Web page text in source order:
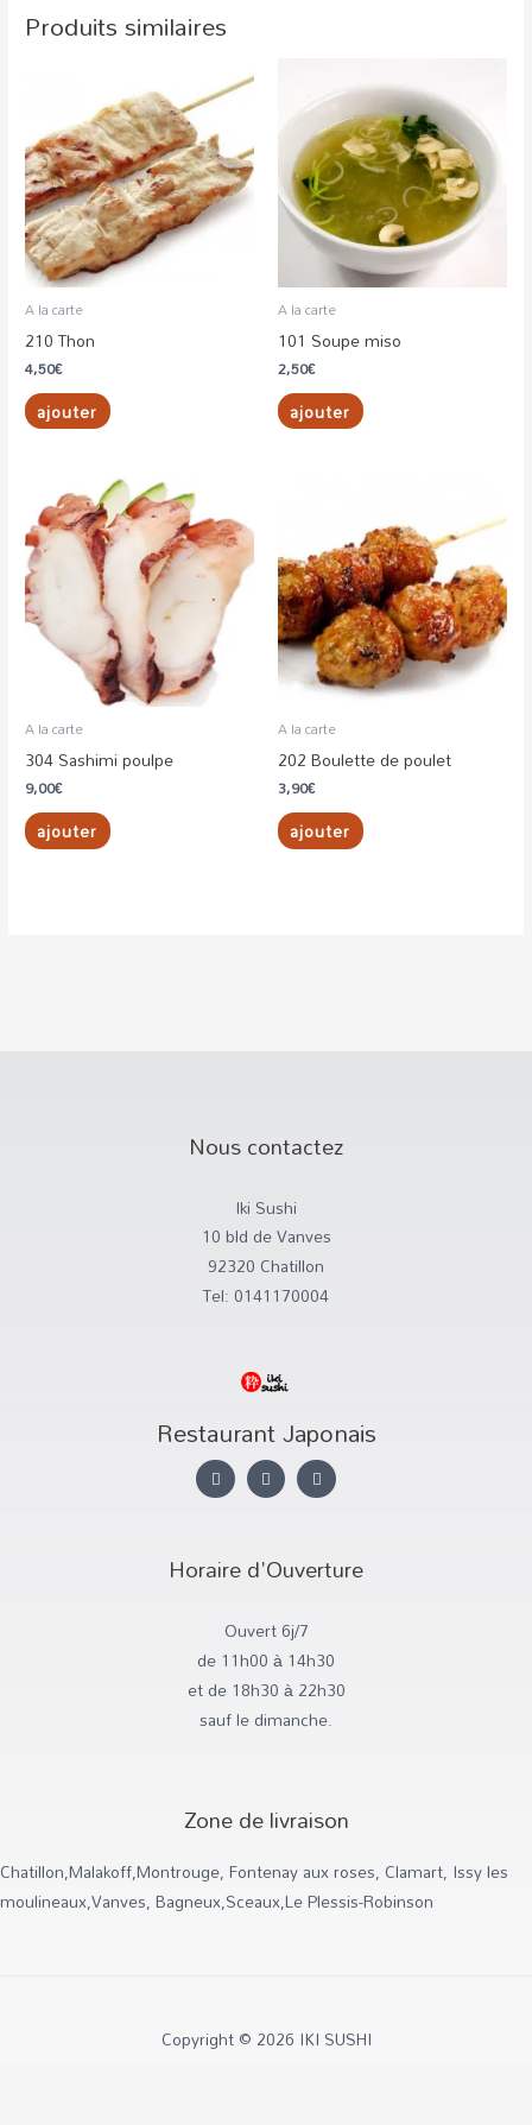
Produits similaires
A la carte
210 Thon
4,50€
ajouter
A la carte
101 Soupe miso
2,50€
ajouter
A la carte
304 Sashimi poulpe
9,00€
ajouter
A la carte
202 Boulette de poulet
3,90€
ajouter
Nous contactez
Iki Sushi
10 bld de Vanves
92320 Chatillon
Tel: 0141170004
Restaurant Japonais
In
s
a
T
w
i
r
F
a
c
k
Horaire d'Ouverture
Ouvert 6j/7
de 11h00 à 14h30
et de 18h30 à 22h30
sauf le dimanche.
Zone de livraison
Chatillon,Malakoff,Montrouge, Fontenay aux roses, Clamart, Issy les
moulineaux,Vanves, Bagneux,Sceaux,Le Plessis-Robinson
Copyright © 2026 IKI SUSHI